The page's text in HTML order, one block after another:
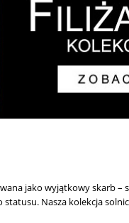
jako wyjątkowy skarb –
Nasza kolekcja